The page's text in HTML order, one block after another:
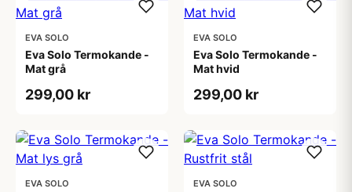
EVA SOLO
Eva Solo Termokande -
Mat grå
299,00 kr
EVA SOLO
Eva Solo Termokande -
Mat hvid
299,00 kr
EVA SOLO EVA SOLO